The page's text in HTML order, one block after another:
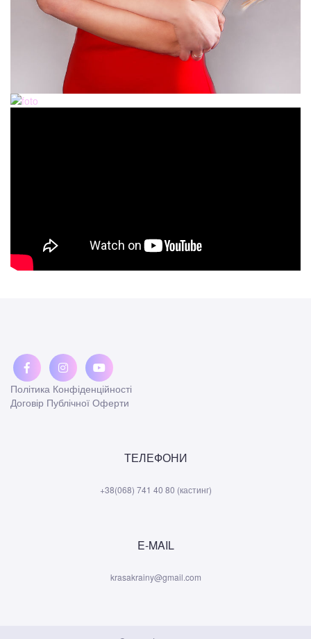
Політика Конфіденційності
Договір Публічної Оферти
ТЕЛЕФОНИ
+38(068) 741 40 80 (кастинг)
E-MAIL
krasakrainy@gmail.com